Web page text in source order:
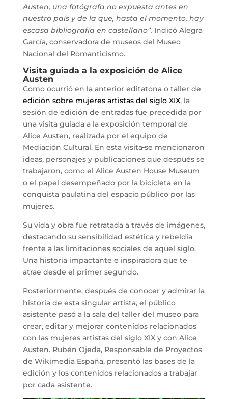
Austen, una fotógrafa no expuesta antes en
nuestro país y de la que, hasta el momento, hay
escasa bibliografía en castellano”. Indicó Alegra
García, conservadora de museos del Museo
Nacional del Romanticismo.
Visita guiada a la exposición de Alice
Austen
Como ocurrió en la anterior editatona o taller de
edición sobre mujeres artistas del siglo XIX, la
sesión de edición de entradas fue precedida por
una visita guiada a la exposición temporal de
Alice Austen, realizada por el equipo de
Mediación Cultural. En esta visita se mencionaron
ideas, personajes y publicaciones que después se
trabajaron, como el Alice Austen House Museum
o el papel desempeñado por la bicicleta en la
conquista paulatina del espacio público por las
mujeres.
Su vida y obra fue retratada a través de imágenes,
destacando su sensibilidad estética y rebeldía
frente a las limitaciones sociales de aquel siglo.
Una historia impactante e inspiradora que te
atrae desde el primer segundo.
Posteriormente, después de conocer y admirar la
historia de esta singular artista, el público
asistente pasó a la sala del taller del museo para
crear, editar y mejorar contenidos relacionados
con las mujeres artistas del siglo XIX y con Alice
Austen. Rubén Ojeda, Responsable de Proyectos
de Wikimedia España, presentó las bases de la
edición y los contenidos relacionados a trabajar
por cada asistente.